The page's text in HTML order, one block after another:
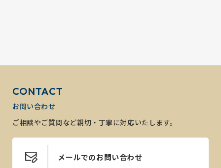
CONTACT
お問い合わせ
ご相談やご質問など親切・丁寧に対応いたします。
メールでのお問い合わせ